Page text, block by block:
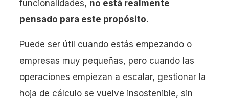
funcionalidades, no está realmente
pensado para este propósito.
Puede ser útil cuando estás empezando o
empresas muy pequeñas, pero cuando las
operaciones empiezan a escalar, gestionar la
hoja de cálculo se vuelve insostenible, sin